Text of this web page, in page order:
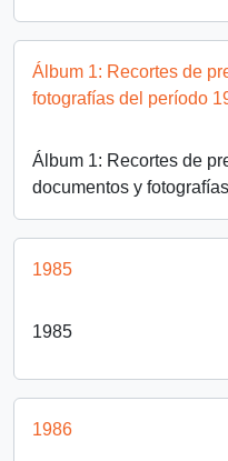
Álbum 1: Recortes de
fotografías del período
Álbum 1: Recortes de
documentos y
1985
1985
1986